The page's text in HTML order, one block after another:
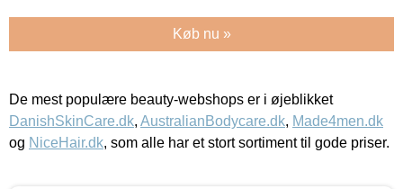
Køb nu »
De mest populære beauty-webshops er i øjeblikket
DanishSkinCare.dk, AustralianBodycare.dk, Made4men.dk
og NiceHair.dk, som alle har et stort sortiment til gode priser.